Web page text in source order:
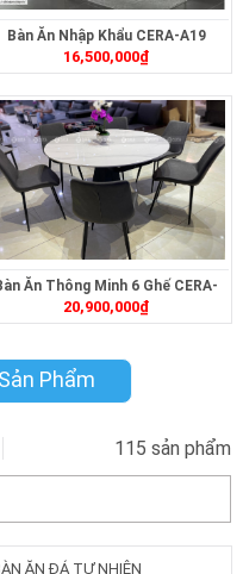
Bàn Ăn Nhập Khẩu CERA-A19
16,500,000₫
Ăn Thông Minh 6 Ghế CERA-
182
20,900,000₫
Phẩm
115 sản phẩm
ĂN ĐÁ TỰ NHIÊN